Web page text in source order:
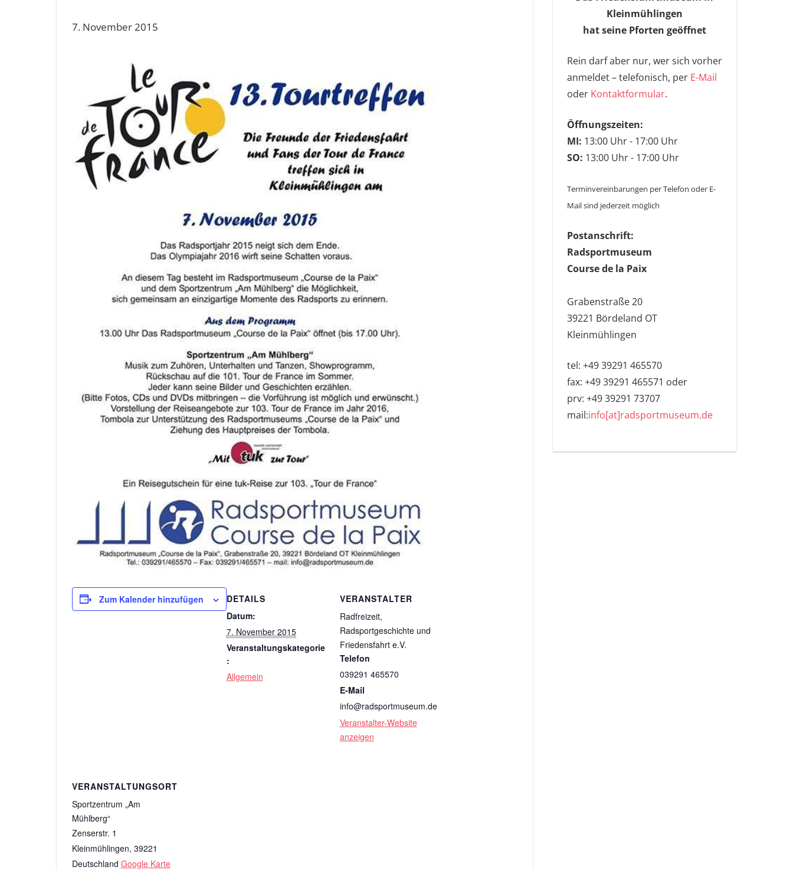
7. November 2015
Zum Kalender hinzufügen
DETAILS
Datum:
7. November 2015
Veranstaltungskategorie
:
Allgemein
VERANSTALTER
Radfreizeit,
Radsportgeschichte und
Friedensfahrt e.V.
Telefon
039291 465570
E-Mail
info@radsportmuseum.de
Veranstalter-Website
anzeigen
VERANSTALTUNGSORT
Sportzentrum „Am
Mühlberg“
Zenserstr. 1
Kleinmühlingen, 39221
Deutschland Google Karte
Kleinmühlingen
hat seine Pforten geöffnet
Rein darf aber nur, wer sich vorher
anmeldet – telefonisch, per E-Mail
oder Kontaktformular.
Öffnungszeiten:
MI: 13:00 Uhr - 17:00 Uhr
SO: 13:00 Uhr - 17:00 Uhr
Terminvereinbarungen per Telefon oder E-
Mail sind jederzeit möglich
Postanschrift:
Radsportmuseum
Course de la Paix
Grabenstraße 20
39221 Bördeland OT
Kleinmühlingen
tel: +49 39291 465570
fax: +49 39291 465571 oder
prv: +49 39291 73707
mail:info[at]radsportmuseum.de